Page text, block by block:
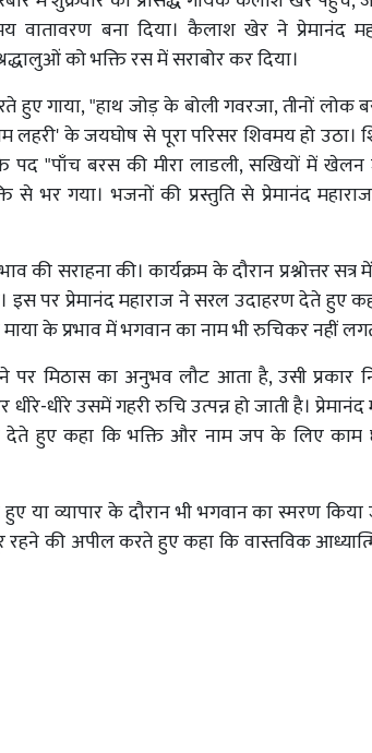
बना दिया। कैलाश खेर ने प्रेमानंद
को भक्ति रस में सराबोर कर दिया।
हुए गाया, "हाथ जोड़ के बोली गवरजा, तीनों लोक
के जयघोष से पूरा परिसर शिवमय हो उठा।
पद "पाँच बरस की मीरा लाडली, सखियों में खेलन
भर गया। भजनों की प्रस्तुति से प्रेमानंद महाराज
सराहना की। कार्यक्रम के दौरान प्रश्नोत्तर
पर प्रेमानंद महाराज ने सरल उदाहरण देते हुए
माया के प्रभाव में भगवान का नाम भी रुचिकर नहीं
पर मिठास का अनुभव लौट आता है, उसी प्रकार
धीरे उसमें गहरी रुचि उत्पन्न हो जाती है। प्रेमानंद
देते हुए कहा कि भक्ति और नाम जप के लिए काम
या व्यापार के दौरान भी भगवान का स्मरण
की अपील करते हुए कहा कि वास्तविक